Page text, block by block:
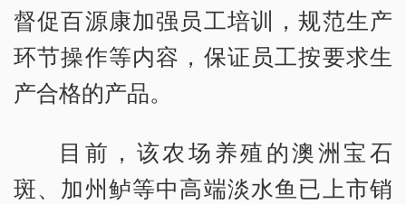
督促百源康加强员工培训，规范生产
环节操作等内容，保证员工按要求生
产合格的产品。
目前，该农场养殖的澳洲宝石
斑、加州鲈等中高端淡水鱼已上市销